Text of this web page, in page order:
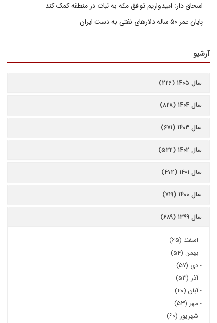
اسحاق دار: امیدواریم توافق مکه به ثبات در منطقه کمک کند
پایان عمر ۵۰ ساله دلارهای نفتی به دست ایران
آرشیو
سال ۱۴۰۵ (۲۲۶)
سال ۱۴۰۴ (۸۲۸)
سال ۱۴۰۳ (۶۷۱)
سال ۱۴۰۲ (۵۳۲)
سال ۱۴۰۱ (۴۷۲)
سال ۱۴۰۰ (۷۱۹)
سال ۱۳۹۹ (۶۸۹)
- اسفند (۶۵)
-بهمن (۵۴)
-دی (۵۷)
-آذر (۵۳)
-آبان (۴۰)
- مهر (۵۳)
- شهریور (۶۰)